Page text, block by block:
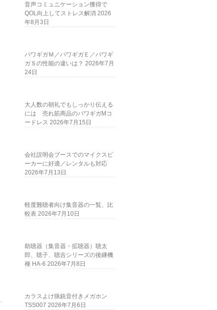
音声コミュニケーション獲得で
QOL向上してストレス解消 2026
年8月3日
パワギガＭ／パワギガＥ／パワギ
ガＳの性能の違いは？ 2026年7月
24日
大人数の朝礼でもしっかり伝える
には 売れ筋商品のパワギガMコ
ードレス 2026年7月15日
会社説明会ブースでのマイクスピ
ーカーに好適／レンタルも対応
2026年7月13日
軽度難聴者向け集音器の一覧、比
較表 2026年7月10日
助聴器（集音器・拡聴器）聴太
郎、聴子、聴吉シリーズの後継機
種 HA-6 2026年7月8日
カラスよけ猟銃音付きメガホン
TSS007 2026年7月6日